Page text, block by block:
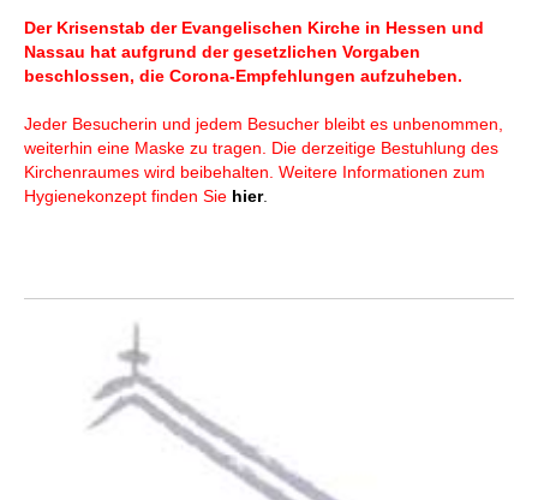
Der Krisenstab der Evangelischen Kirche in Hessen und
Nassau hat aufgrund der gesetzlichen Vorgaben
beschlossen, die Corona-Empfehlungen aufzuheben.
Jeder Besucherin und jedem Besucher bleibt es unbenommen,
weiterhin eine Maske zu tragen. Die derzeitige Bestuhlung des
Kirchenraumes wird beibehalten. Weitere Informationen zum
Hygienekonzept finden Sie hier.